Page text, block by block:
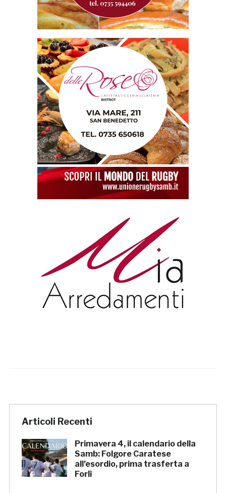
Articoli Recenti
Primavera 4, il calendario della
Samb: Folgore Caratese
all’esordio, prima trasferta a
Forlì